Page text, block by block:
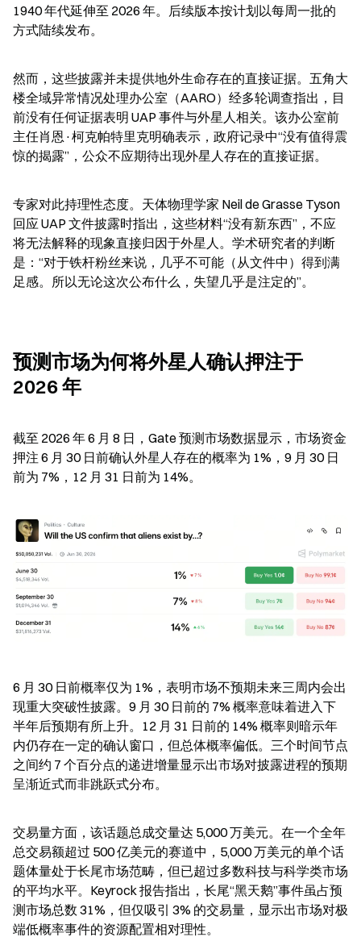
1940 年代延伸至 2026 年。后续版本按计划以每周一批的
方式陆续发布。
然而，这些披露并未提供地外生命存在的直接证据。五角大
楼全域异常情况处理办公室（AARO）经多轮调查指出，目
前没有任何证据表明 UAP 事件与外星人相关。该办公室前
主任肖恩·柯克帕特里克明确表示，政府记录中“没有值得震
惊的揭露”，公众不应期待出现外星人存在的直接证据。
专家对此持理性态度。天体物理学家 Neil de Grasse Tyson
回应 UAP 文件披露时指出，这些材料“没有新东西”，不应
将无法解释的现象直接归因于外星人。学术研究者的判断
是：“对于铁杆粉丝来说，几乎不可能（从文件中）得到满
足感。所以无论这次公布什么，失望几乎是注定的”。
预测市场为何将外星人确认押注于
2026 年
截至 2026 年 6 月 8 日，Gate 预测市场数据显示，市场资金
押注 6 月 30 日前确认外星人存在的概率为 1%，9 月 30 日
前为 7%，12 月 31 日前为 14%。
6 月 30 日前概率仅为 1%，表明市场不预期未来三周内会出
现重大突破性披露。9 月 30 日前的 7% 概率意味着进入下
半年后预期有所上升。12 月 31 日前的 14% 概率则暗示年
内仍存在一定的确认窗口，但总体概率偏低。三个时间节点
之间约 7 个百分点的递进增量显示出市场对披露进程的预期
呈渐近式而非跳跃式分布。
交易量方面，该话题总成交量达 5,000 万美元。在一个全年
总交易额超过 500 亿美元的赛道中，5,000 万美元的单个话
题体量处于长尾市场范畴，但已超过多数科技与科学类市场
的平均水平。Keyrock 报告指出，长尾“黑天鹅”事件虽占预
测市场总数 31%，但仅吸引 3% 的交易量，显示出市场对极
端低概率事件的资源配置相对理性。